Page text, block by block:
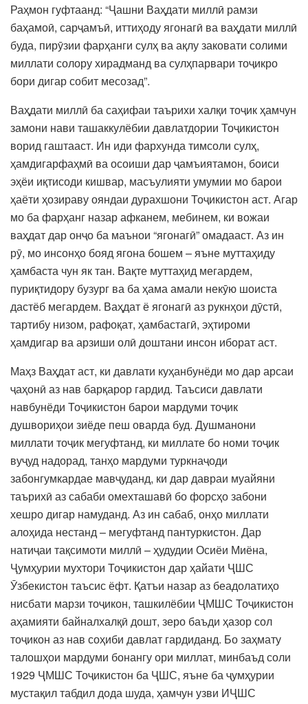
Раҳмон гуфтаанд: “Ҷашни Ваҳдати миллӣ рамзи
баҳамоӣ, сарҷамъӣ, иттиҳоду ягонагӣ ва ваҳдати миллӣ
буда, пирӯзии фарҳанги сулҳ ва ақлу заковати солими
миллати солору хирадманд ва сулҳпарвари тоҷикро
бори дигар собит месозад”.
Ваҳдати миллӣ ба саҳифаи таърихи халқи тоҷик ҳамчун
замони нави ташаккулёбии давлатдории Тоҷикистон
ворид гаштааст. Ин иди фархунда тимсоли сулҳ,
ҳамдигарфаҳмӣ ва осоиши дар ҷамъиятамон, боиси
эҳёи иқтисоди кишвар, масъулияти умумии мо барои
ҳаёти ҳозираву ояндаи дурахшони Тоҷикистон аст. Агар
мо ба фарҳанг назар афканем, мебинем, ки вожаи
ваҳдат дар онҷо ба маънои “ягонагӣ” омадааст. Аз ин
рӯ, мо инсонҳо бояд ягона бошем – яъне муттаҳиду
ҳамбаста чун як тан. Вақте муттаҳид мегардем,
пуриқтидору бузург ва ба ҳама амали некӯю шоиста
дастёб мегардем. Ваҳдат ё ягонагӣ аз рукнҳои дӯстӣ,
тартибу низом, рафоқат, ҳамбастагӣ, эҳтироми
ҳамдигар ва арзиши олӣ доштани инсон иборат аст.
Маҳз Ваҳдат аст, ки давлати куҳанбунёди мо дар арсаи
ҷаҳонӣ аз нав барқарор гардид. Таъсиси давлати
навбунёди Тоҷикистон барои мардуми тоҷик
душвориҳои зиёде пеш оварда буд. Душманони
миллати тоҷик мегуфтанд, ки миллате бо номи тоҷик
вуҷуд надорад, танҳо мардуми туркнаҷоди
забонгумкардае мавҷуданд, ки дар давраи муайяни
таърихӣ аз сабаби омехташавӣ бо форсҳо забони
хешро дигар намуданд. Аз ин сабаб, онҳо миллати
алоҳида нестанд – мегуфтанд пантуркистон. Дар
натиҷаи тақсимоти миллӣ – ҳудудии Осиёи Миёна,
Ҷумҳурии мухтори Тоҷикистон дар ҳайати ҶШС
Ӯзбекистон таъсис ёфт. Қатъи назар аз беадолатиҳо
нисбати марзи тоҷикон, ташкилёбии ҶМШС Тоҷикистон
аҳамияти байналхалқӣ дошт, зеро баъди ҳазор сол
тоҷикон аз нав соҳиби давлат гардиданд. Бо заҳмату
талошҳои мардуми бонангу ори миллат, минбаъд соли
1929 ҶМШС Тоҷикистон ба ҶШС, яъне ба ҷумҳурии
мустақил табдил дода шуда, ҳамчун узви ИҶШС